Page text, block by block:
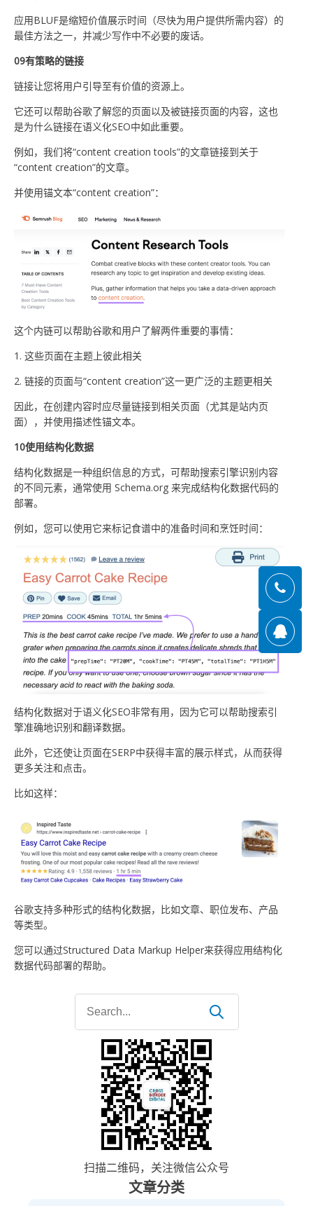
应用BLUF是缩短价值展示时间（尽快为用户提供所需内容）的
最佳方法之一，并减少写作中不必要的废话。
09有策略的链接
链接让您将用户引导至有价值的资源上。
它还可以帮助谷歌了解您的页面以及被链接页面的内容，这也
是为什么链接在语义化SEO中如此重要。
例如，我们将“content creation tools”的文章链接到关于
“content creation”的文章。
并使用锚文本“content creation”：
这个内链可以帮助谷歌和用户了解两件重要的事情：
1. 这些页面在主题上彼此相关
2. 链接的页面与“content creation”这一更广泛的主题更相关
因此，在创建内容时应尽量链接到相关页面（尤其是站内页
面），并使用描述性锚文本。
10使用结构化数据
结构化数据是一种组织信息的方式，可帮助搜索引擎识别内容
的不同元素，通常使用 Schema.org 来完成结构化数据代码的
部署。
例如，您可以使用它来标记食谱中的准备时间和烹饪时间：
结构化数据对于语义化SEO非常有用，因为它可以帮助搜索引
擎准确地识别和翻译数据。
此外，它还使让页面在SERP中获得丰富的展示样式，从而获得
更多关注和点击。
比如这样：
谷歌支持多种形式的结构化数据，比如文章、职位发布、产品
等类型。
您可以通过Structured Data Markup Helper来获得应用结构化
数据代码部署的帮助。
for:
扫描二维码，关注微信公众号
文章分类